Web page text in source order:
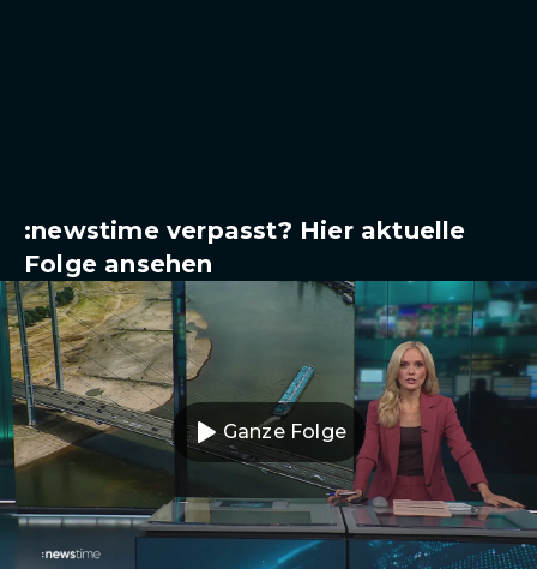
:newstime verpasst? Hier aktuelle
Folge ansehen
Ganze Folge